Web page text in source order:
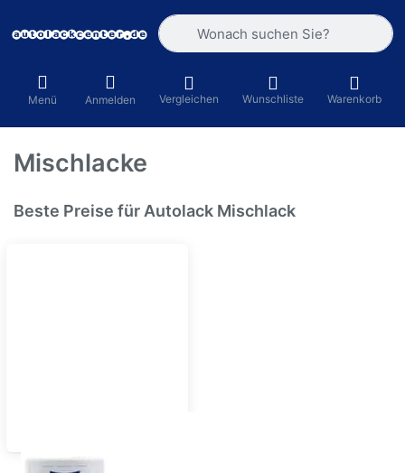
Geben Sie einen Suchbegriff ein.
Menü Anmelden Vergleichen Wunschliste Warenkorb
Mischlacke
Beste Preise für Autolack Mischlack